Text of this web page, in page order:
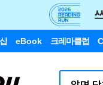
eBook 크레마클럽